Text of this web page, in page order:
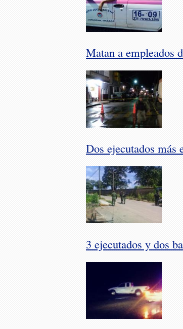
Matan a empleados
Dos ejecutados más
3 ejecutados y dos